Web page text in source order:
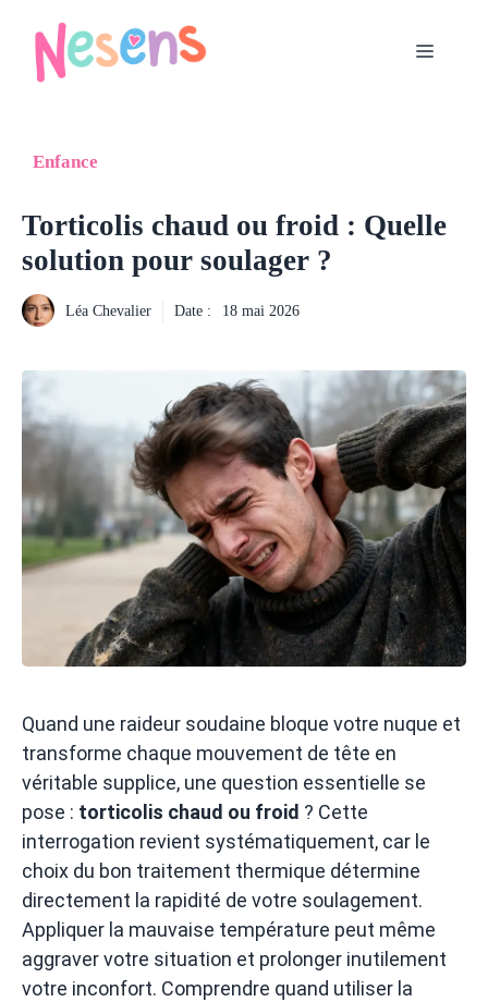
contenu
Menu
Enfance
Torticolis chaud ou froid : Quelle
solution pour soulager ?
Léa Chevalier Date : 18 mai 2026
Quand une raideur soudaine bloque votre nuque et
transforme chaque mouvement de tête en
véritable supplice, une question essentielle se
pose : torticolis chaud ou froid ? Cette
interrogation revient systématiquement, car le
choix du bon traitement thermique détermine
directement la rapidité de votre soulagement.
Appliquer la mauvaise température peut même
aggraver votre situation et prolonger inutilement
votre inconfort. Comprendre quand utiliser la